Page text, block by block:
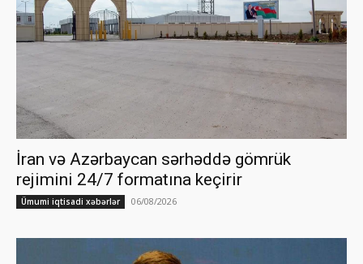
İran və Azərbaycan sərhəddə gömrük
rejimini 24/7 formatına keçirir
Ümumi iqtisadi xəbərlər 06/08/2026